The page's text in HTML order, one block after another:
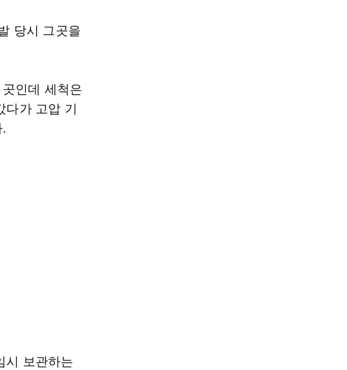
당시 그곳을
인데 세척은
다가 고압 기
시 보관하는